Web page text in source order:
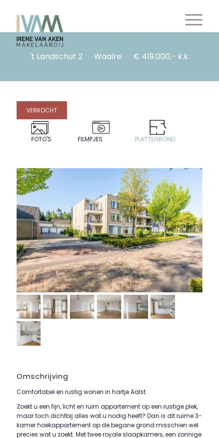
't Landschut 2 Waalre € 419.000,- k.k.
VERKOCHT
FOTO'S FILMPJES PLATTEGROND
Omschrijving
Comfortabel en rustig wonen in hartje Aalst
Zoekt u een fijn, licht en ruim appartement op een rustige plek,
maar toch dichtbij alles wat u nodig heeft? Dan is dit ruime 3-
kamer hoekappartement op de begane grond misschien wel
precies wat u zoekt. Met twee royale slaapkamers, een zonnige